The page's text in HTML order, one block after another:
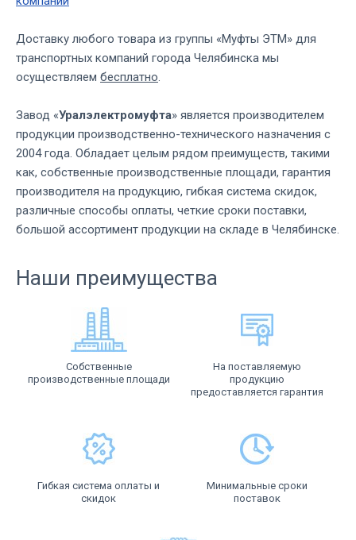
Доставку любого товара из группы «Муфты ЭТМ» для
транспортных компаний города Челябинска мы
осуществляем бесплатно.
Завод «Уралэлектромуфта» является производителем
продукции производственно-технического назначения с
2004 года. Обладает целым рядом преимуществ, такими
как, собственные производственные площади, гарантия
производителя на продукцию, гибкая система скидок,
различные способы оплаты, четкие сроки поставки,
большой ассортимент продукции на складе в Челябинске.
Наши преимущества
Собственные
производственные площади
На поставляемую
продукцию
предоставляется гарантия
Гибкая система оплаты и
скидок
Минимальные сроки
поставок